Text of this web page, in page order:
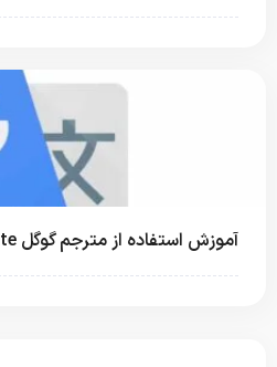
آموزش استفاده از مترجم گوگل Google Translate